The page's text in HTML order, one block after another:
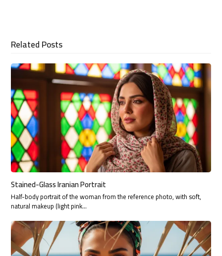
Related Posts
Stained-Glass Iranian Portrait
Half-body portrait of the woman from the reference photo, with soft,
natural makeup (light pink…